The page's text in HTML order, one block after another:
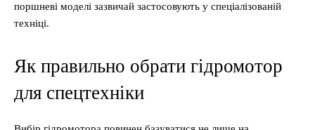
поршневі моделі зазвичай застосовують у спеціалізованій
техніці.
Як правильно обрати гідромотор
для спецтехніки